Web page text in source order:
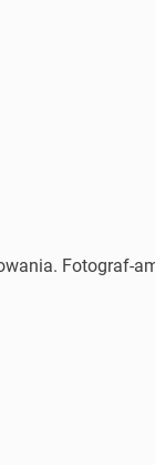
Fotograf-